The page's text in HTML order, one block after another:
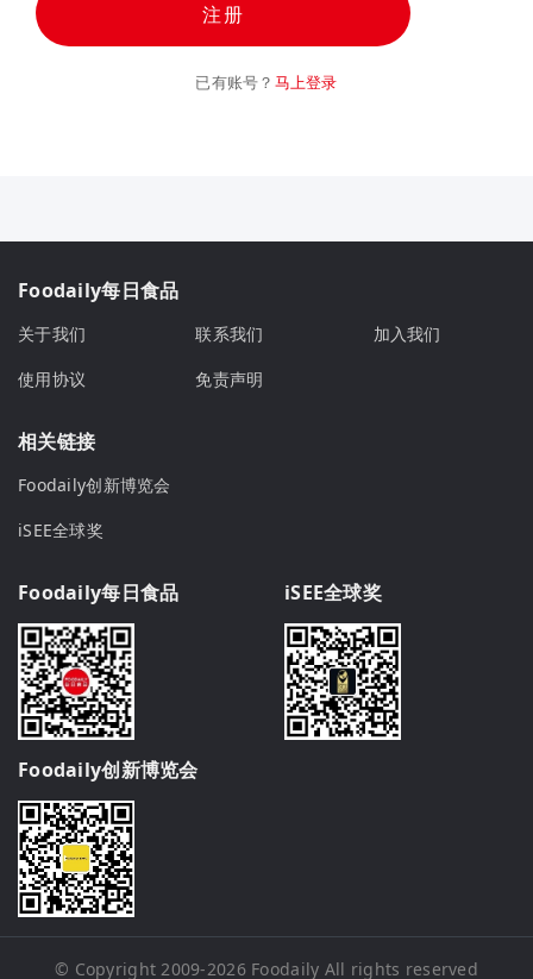
注册
已有账号？ 马上登录
Foodaily每日食品
关于我们 联系我们
加入我们
使用协议
免责声明
相关链接
Foodaily创新博览会
iSEE全球奖
Foodaily每日食品 iSEE全球奖
Foodaily创新博览会
© Copyright 2009-2026 Foodaily All rights reserved